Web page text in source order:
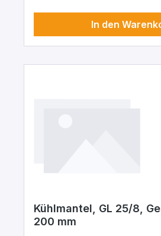
In den
Kühlmantel, GL 25/8,
200 mm